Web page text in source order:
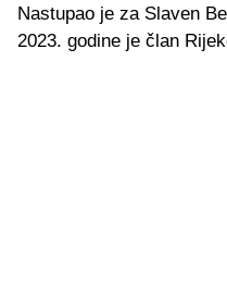
Nastupao je za Slaven
2023. godine je član